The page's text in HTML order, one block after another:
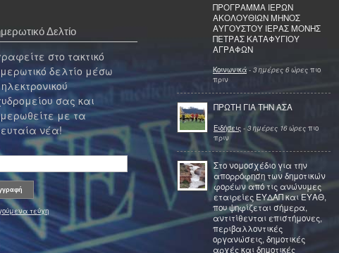
Δελτίο
στο τακτικό
δελτίο μέσω
σας και
με τα
νέα!
τεύχη
ΠΡΟΓΡΑΜΜΑ ΙΕΡΩΝ
ΑΚΟΛΟΥΘΙΩΝ ΜΗΝΟΣ
ΑΥΓΟΥΣΤΟΥ ΙΕΡΑΣ ΜΟΝΗΣ
ΠΕΤΡΑΣ ΚΑΤΑΦΥΓΙΟΥ
ΑΓΡΑΦΩΝ
Κοινωνικά - 3 ημέρες 6 ώρες πιο
πριν
ΠΡΩΤΗ ΓΙΑ ΤΗΝ ΑΣΑ
Ειδήσεις - 3 ημέρες 16 ώρες πιο
πριν
Στο νομοσχέδιο για την
απορρόφηση των δημοτικών
φορέων από τις ανώνυμες
εταιρείες ΕΥΔΑΠ και ΕΥΑΘ,
που ψηφίζεται σήμερα,
αντιτίθενται επιστήμονες,
περιβαλλοντικές
οργανώσεις, δημοτικές
αρχές και δημοτικές